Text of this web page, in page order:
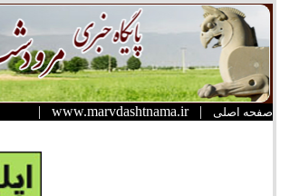
صفحه اصلی |
www.marvdashtnama.ir
|